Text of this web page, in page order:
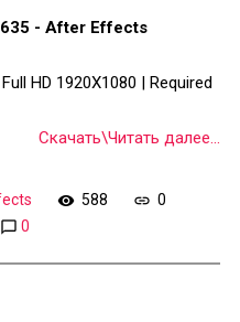
- After Effects
HD 1920X1080 | Required
Скачать\Читать далее...
588
0
0